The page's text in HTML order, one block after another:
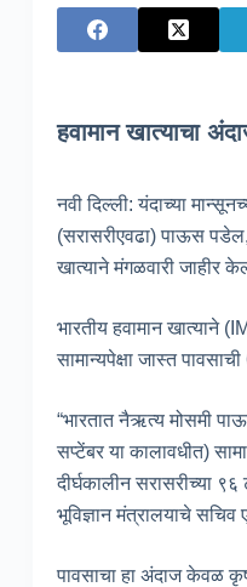
हवामान खात्याचा
नवी दिल्ली: यंदाच्या
(सरासरीएवढा) पाऊस
खात्याने मंगळवारी जाहीर
भारतीय हवामान खात्याने
सामान्यपेक्षा जास्त
“भारतात नैऋत्य मोसमी
सप्टेंबर या कालावधीत)
दीर्घकालीन सरासरीच्या
भूविज्ञान मंत्रालयाचे सचिव
पावसाचा हा अंदाज केवळ